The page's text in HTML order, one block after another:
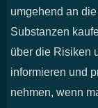
umgehend an
Substanzen
über die Risiken
informieren und
nehmen, wenn